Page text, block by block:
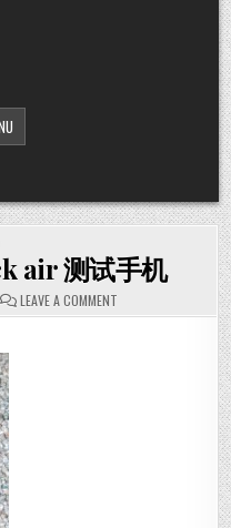
IN
air 测试手机
LEAVE A COMMENT ON MOPHIE JUICE